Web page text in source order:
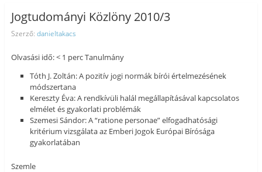
Jogtudományi Közlöny 2010/3
Szerző: danieltakacs
Olvasási idő: < 1 perc Tanulmány
Tóth J. Zoltán: A pozitív jogi normák bírói értelmezésének
módszertana
Kereszty Éva: A rendkívüli halál megállapításával kapcsolatos
elmélet és gyakorlati problémák
Szemesi Sándor: A “ratione personae” elfogadhatósági
kritérium vizsgálata az Emberi Jogok Európai Bírósága
gyakorlatában
Szemle